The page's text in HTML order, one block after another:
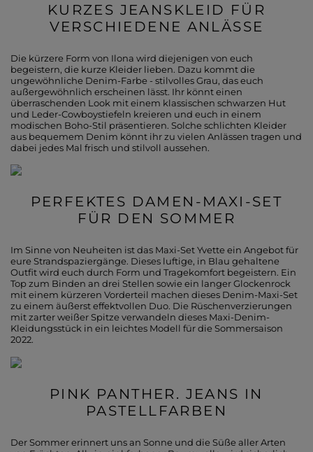
KURZES JEANSKLEID FÜR
VERSCHIEDENE ANLÄSSE
Die kürzere Form von Ilona wird diejenigen von euch
begeistern, die kurze Kleider lieben. Dazu kommt die
ungewöhnliche Denim-Farbe - stilvolles Grau, das euch
außergewöhnlich erscheinen lässt. Ihr könnt einen
überraschenden Look mit einem klassischen schwarzen Hut
und Leder-Cowboystiefeln kreieren und euch in einem
modischen Boho-Stil präsentieren. Solche schlichten Kleider
aus bequemem Denim könnt ihr zu vielen Anlässen tragen und
dabei jedes Mal frisch und stilvoll aussehen.
PERFEKTES DAMEN-MAXI-SET
FÜR DEN SOMMER
Im Sinne von Neuheiten ist das Maxi-Set Yvette ein Angebot für
eure Strandspaziergänge. Dieses luftige, in Blau gehaltene
Outfit wird euch durch Form und Tragekomfort begeistern. Ein
Top zum Binden an drei Stellen sowie ein langer Glockenrock
mit einem kürzeren Vorderteil machen dieses Denim-Maxi-Set
zu einem äußerst effektvollen Duo. Die Rüschenverzierungen
mit zarter weißer Spitze verwandeln dieses Maxi-Denim-
Kleidungsstück in ein leichtes Modell für die Sommersaison
2022.
PINK PANTHER. JEANS IN
PASTELLFARBEN
Der Sommer erinnert uns an Sonne und die Süße aller Arten